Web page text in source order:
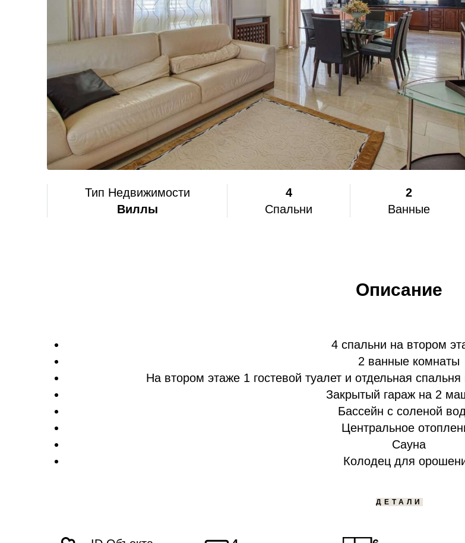
Тип Недвижимости
Виллы
4
Спальни
2
Ванные
Описание
4 спальни на втором
2 ванные комнаты
На втором этаже 1 гостевой туалет и отдельная
Закрытый гараж на 2
Бассейн с соленой
Центральное
Сауна
Колодец для
ДЕТАЛИ